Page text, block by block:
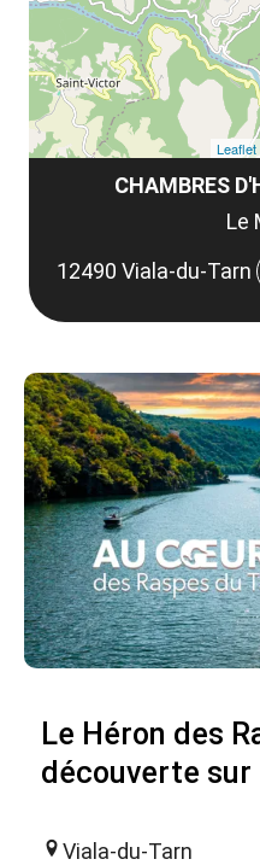
CHAMBRES
Le
12490 Viala-du-Tarn
Leaflet
Le Héron des
découverte sur
Viala-du-Tarn